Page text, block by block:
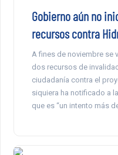
Gobierno aún no
recursos contra
A fines de noviembre se
dos recursos de
ciudadanía contra el
siquiera ha notificado a
que es “un intento más